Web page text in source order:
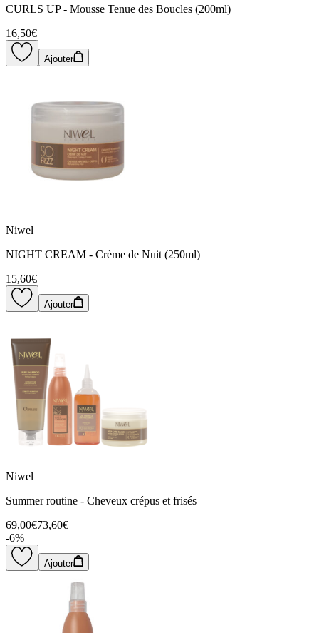
CURLS UP - Mousse Tenue des Boucles (200ml)
16,50€
Ajouter
Niwel
NIGHT CREAM - Crème de Nuit (250ml)
15,60€
Ajouter
Niwel
Summer routine - Cheveux crépus et frisés
69,00€73,60€
-6%
Ajouter